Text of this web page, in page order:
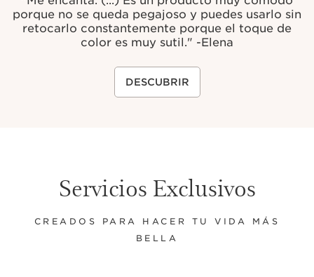
porque no se queda pegajoso y puedes usarlo sin
retocarlo constantemente porque el toque de
color es muy sutil." -Elena
DESCUBRIR
Servicios Exclusivos
CREADOS PARA HACER TU VIDA MÁS
BELLA